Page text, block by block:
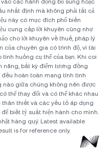
các hành động bổ sung hoặc
nhất định mà không phải tất cả
này có mục đích phổ biến
cung cấp lời khuyên cũng như
cho lời khuyên về thuế, pháp lý
của chuyên gia có trình độ, vì tài
huống cụ thể của bạn. Khi coi
năng, bất kỳ điểm tương đồng
hoàn toàn mang tính tình
nào giữa chúng không nên được
thể thay đổi và có thể khác nhau
thiết và các yếu tố áp dụng
biết tỷ suất hiện hành cho mình.
hàng quý. Latest available
is for reference only.